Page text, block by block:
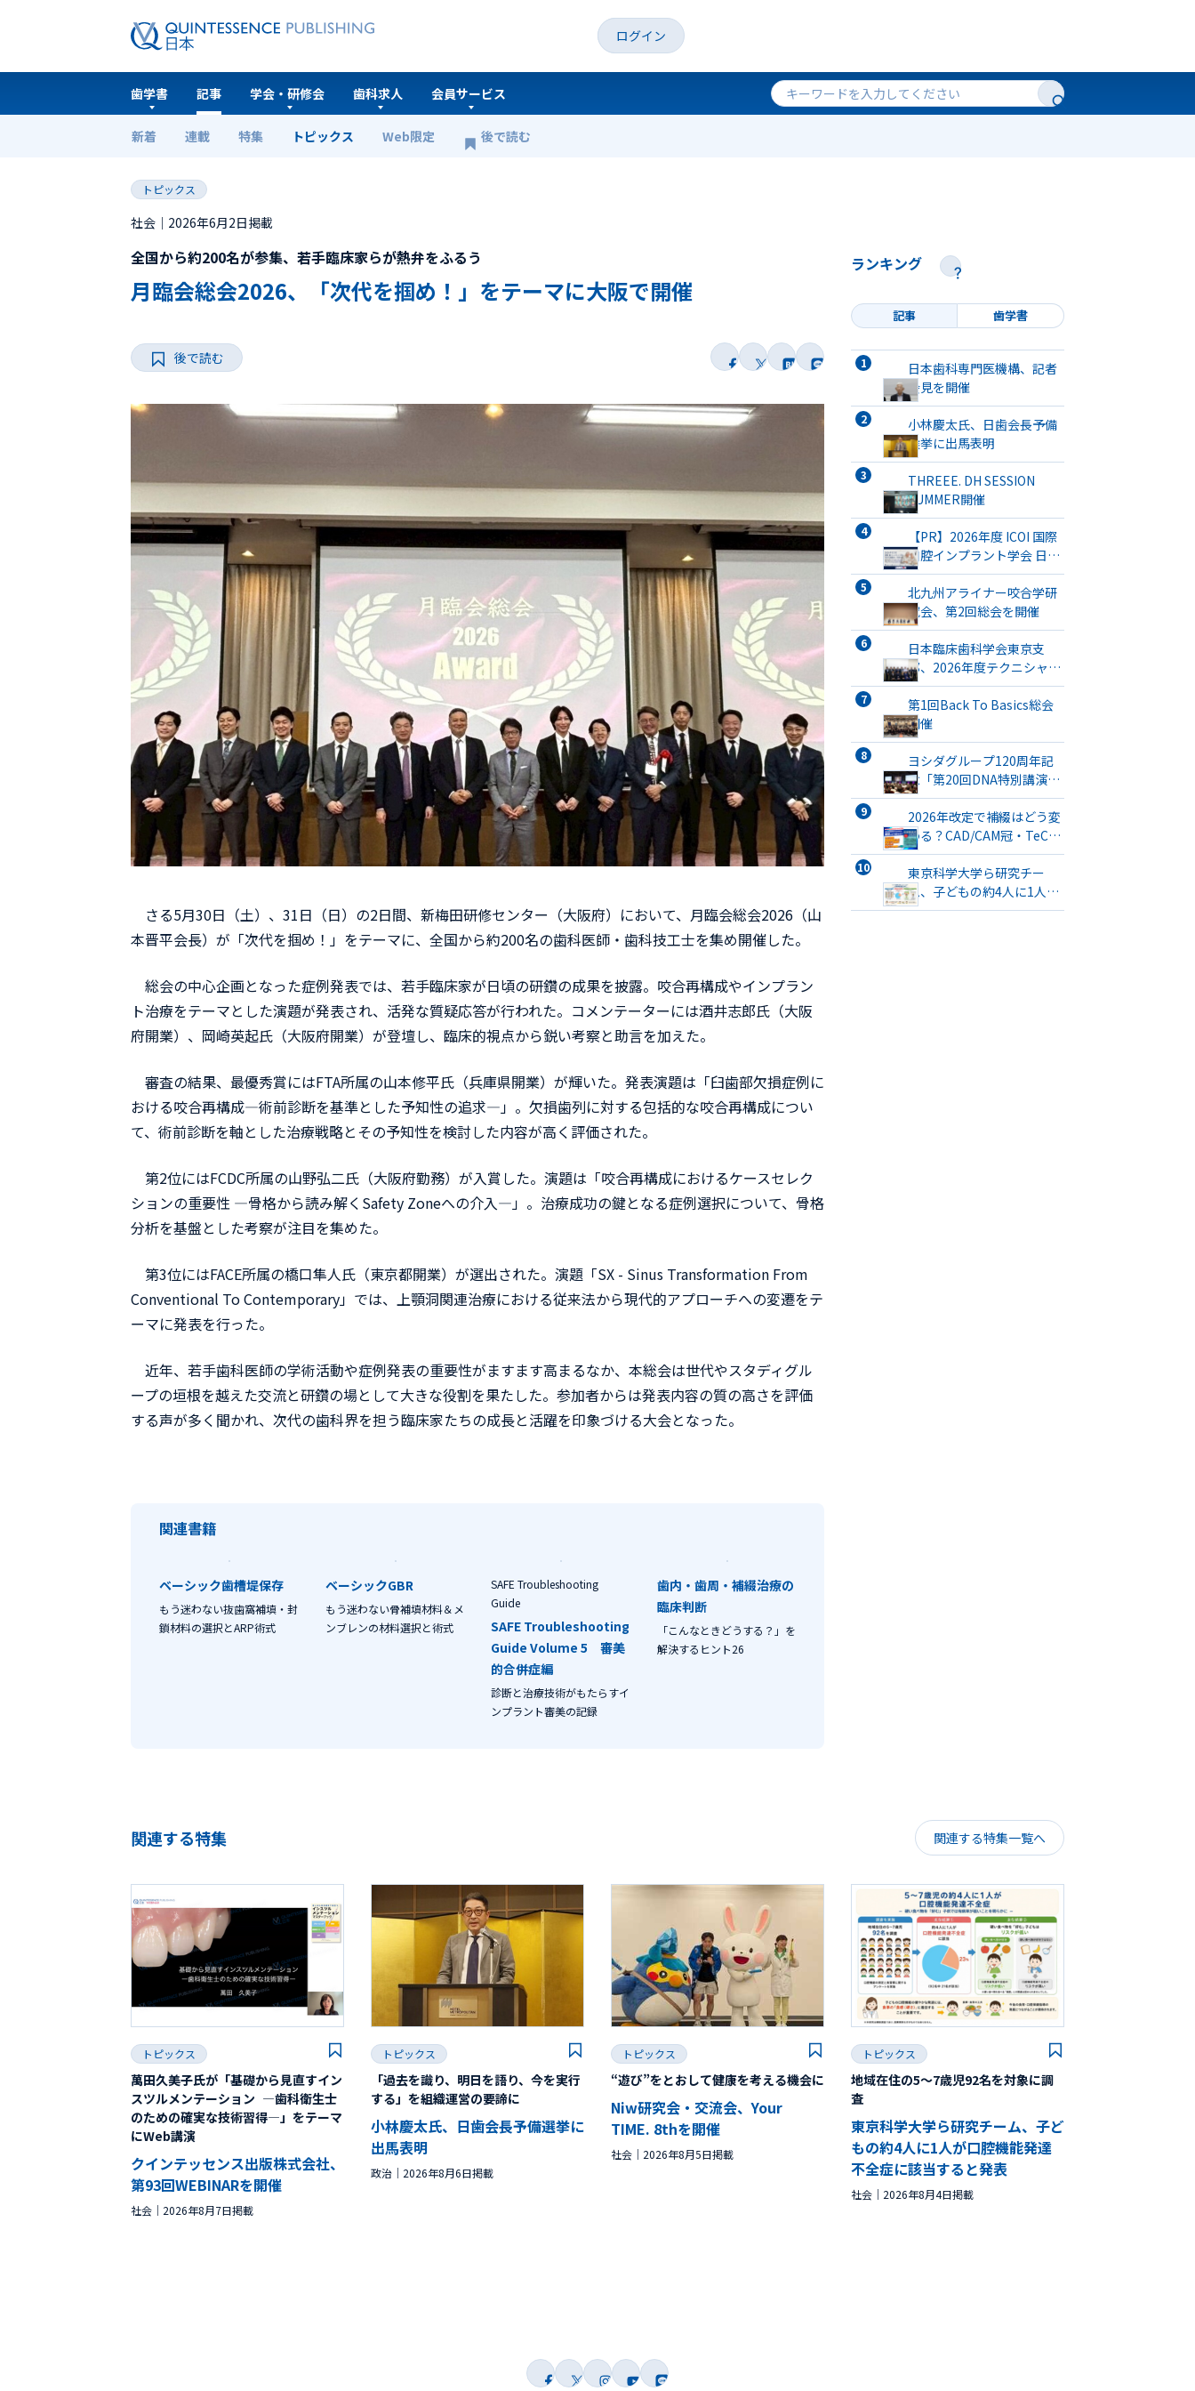
ログイン
歯学書 記事
新着 連載 特集 トピックス Web限定 後で読む
学会・研修会 歯科求人 会員サービス
ホーム トピックス 月臨会総会2026、「次代を掴め！」をテーマに大阪で開催
トピックス
社会｜2026年6月2日掲載
全国から約200名が参集、若手臨床家らが熱弁をふるう
月臨会総会2026、「次代を掴め！」をテーマに大阪で開催
後で読む
さる5月30日（土）、31日（日）の2日間、新梅田研修センター（大阪府）において、月臨会総会2026（山
本晋平会長）が「次代を掴め！」をテーマに、全国から約200名の歯科医師・歯科技工士を集め開催した。
総会の中心企画となった症例発表では、若手臨床家が日頃の研鑽の成果を披露。咬合再構成やインプラン
ト治療をテーマとした演題が発表され、活発な質疑応答が行われた。コメンテーターには酒井志郎氏（大阪
府開業）、岡崎英起氏（大阪府開業）が登壇し、臨床的視点から鋭い考察と助言を加えた。
審査の結果、最優秀賞にはFTA所属の山本修平氏（兵庫県開業）が輝いた。発表演題は「臼歯部欠損症例に
おける咬合再構成―術前診断を基準とした予知性の追求―」。欠損歯列に対する包括的な咬合再構成につい
て、術前診断を軸とした治療戦略とその予知性を検討した内容が高く評価された。
第2位にはFCDC所属の山野弘二氏（大阪府勤務）が入賞した。演題は「咬合再構成におけるケースセレク
ションの重要性 ―骨格から読み解くSafety Zoneへの介入―」。治療成功の鍵となる症例選択について、骨格
分析を基盤とした考察が注目を集めた。
第3位にはFACE所属の橋口隼人氏（東京都開業）が選出された。演題「SX - Sinus Transformation From
Conventional To Contemporary」では、上顎洞関連治療における従来法から現代的アプローチへの変遷をテ
ーマに発表を行った。
近年、若手歯科医師の学術活動や症例発表の重要性がますます高まるなか、本総会は世代やスタディグル
ープの垣根を越えた交流と研鑽の場として大きな役割を果たした。参加者からは発表内容の質の高さを評価
する声が多く聞かれ、次代の歯科界を担う臨床家たちの成長と活躍を印象づける大会となった。
関連書籍
ベーシック歯槽堤保存
もう迷わない抜歯窩補填・封
鎖材料の選択とARP術式
ベーシックGBR
もう迷わない骨補填材料＆メ
ンブレンの材料選択と術式
SAFE Troubleshooting
Guide
SAFE Troubleshooting
Guide Volume 5 審美
的合併症編
診断と治療技術がもたらすイ
ンプラント審美の記録
歯内・歯周・補綴治療の
臨床判断
「こんなときどうする？」を
解決するヒント26
ランキング
記事 歯学書
日本歯科専門医機構、記者
会見を開催
小林慶太氏、日歯会長予備
選挙に出馬表明
THREEE. DH SESSION
SUMMER開催
【PR】2026年度 ICOI 国際
口腔インプラント学会 日本
支部総会・学術大会開催
北九州アライナー咬合学研
究会、第2回総会を開催
日本臨床歯科学会東京支
部、2026年度テクニシャン
ミーティングを開催
第1回Back To Basics総会
開催
ヨシダグループ120周年記
念「第20回DNA特別講演
会」が開催
2026年改定で補綴はどう変
わる？CAD/CAM冠・TeC・
義管／歯リハ1・チタンブリ
ッジ・3次元プリント有床義
歯まで詳解
東京科学大学ら研究チー
ム、子どもの約4人に1人が
口腔機能発達不全症に該当
関連する特集 関連する特集一覧へ
トピックス
萬田久美子氏が「基礎から見直すイン
スツルメンテーション ―歯科衛生士
のための確実な技術習得―」をテーマ
にWeb講演
クインテッセンス出版株式会社、
第93回WEBINARを開催
社会 2026年8月7日掲載
トピックス
「過去を識り、明日を語り、今を実行
する」を組織運営の要諦に
小林慶太氏、日歯会長予備選挙に
出馬表明
政治 2026年8月6日掲載
トピックス
“遊び”をとおして健康を考える機会に
Niw研究会・交流会、Your
TIME. 8thを開催
社会 2026年8月5日掲載
トピックス
地域在住の5～7歳児92名を対象に調
査
東京科学大学ら研究チーム、子ど
もの約4人に1人が口腔機能発達
不全症に該当すると発表
社会 2026年8月4日掲載